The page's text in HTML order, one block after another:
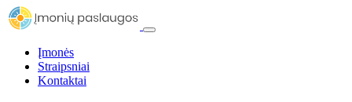
Įmonės
Straipsniai
Kontaktai